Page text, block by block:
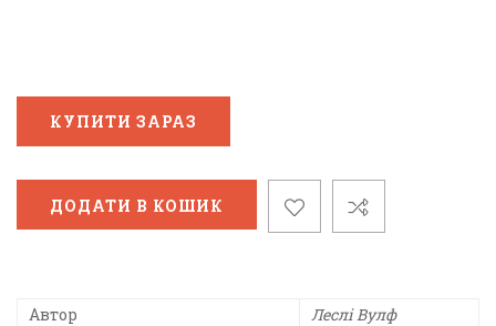
КУПИТИ ЗАРАЗ
ДОДАТИ В КОШИК
Автор
Леслі Вулф